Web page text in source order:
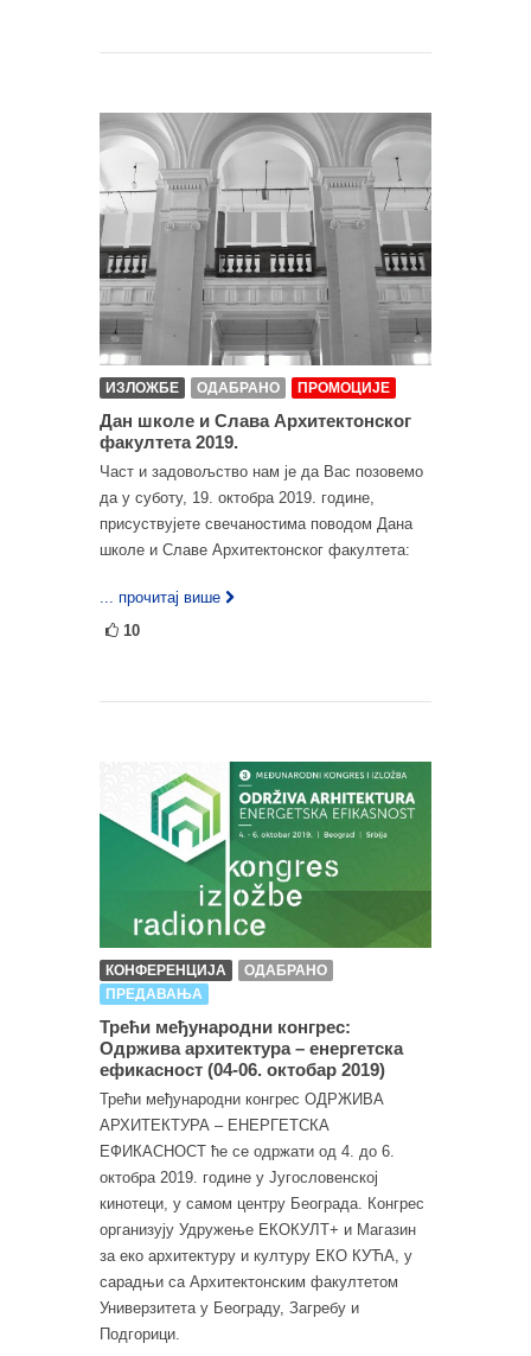
ИЗЛОЖБЕ ОДАБРАНО ПРОМОЦИЈЕ
Дан школе и Слава Архитектонског
факултета 2019.
Част и задовољство нам је да Вас позовемо
да у суботу, 19. октобра 2019. године,
присуствујете свечаностима поводом Дана
школе и Славе Архитектонског факултета:
... прочитај више
10
КОНФЕРЕНЦИЈА
ОДАБРАНО
ПРЕДАВАЊА
Трећи међународни конгрес:
Одржива архитектура – енергетска
ефикасност (04-06. октобар 2019)
Трећи међународни конгрес ОДРЖИВА
АРХИТЕКТУРА – ЕНЕРГЕТСКА
ЕФИКАСНОСТ ће се одржати од 4. до 6.
октобра 2019. године у Југословенској
кинотеци, у самом центру Београда. Конгрес
организују Удружење ЕКОКУЛТ+ и Магазин
за еко архитектуру и културу ЕКО КУЋА, у
сарадњи са Архитектонским факултетом
Универзитета у Београду, Загребу и
Подгорици.